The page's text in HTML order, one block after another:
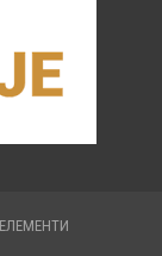
ЕЛЕМЕНТИ